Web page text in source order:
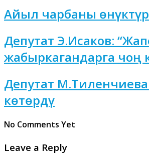
Айыл чарбаны
Депутат Э.Исаков:
жабыркагандарга чоң
Депутат
көтөрдү
No Comments Yet
Leave a Reply